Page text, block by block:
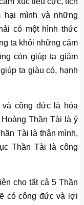
mình và những
có một hình thức
ta khỏi những cảm
còn giúp ta giảm
ta giàu có, hạnh
công đức là hóa
Thần Tài là ý
Tài là thân mình,
Thần Tài là công
cho tất cả 5 Thần
có công đức và lợi